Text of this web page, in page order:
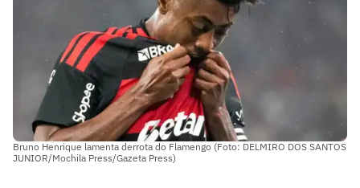
Bruno Henrique lamenta derrota do Flamengo (Foto: DELMIRO DOS SANTOS
JUNIOR/Mochila Press/Gazeta Press)